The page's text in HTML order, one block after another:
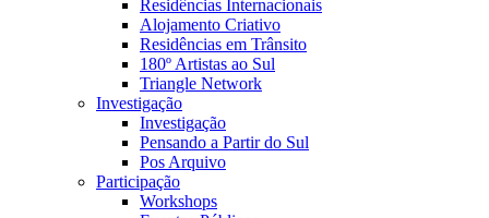
Residências Internacionais
Alojamento Criativo
Residências em Trânsito
180º Artistas ao Sul
Triangle Network
Investigação
Investigação
Pensando a Partir do Sul
Pos Arquivo
Participação
Workshops